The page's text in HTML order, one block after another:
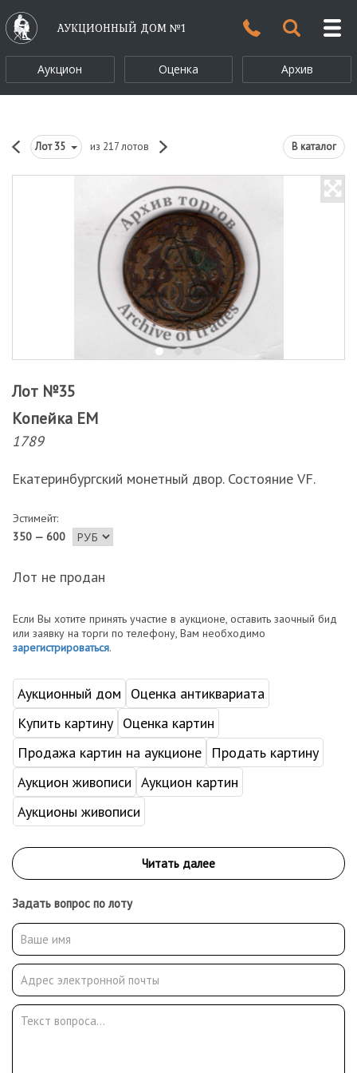
АУКЦИОННЫЙ ДОМ №1
Аукцион Оценка Архив
Лот35 из 217 лотов В каталог
Лот №35
Копейка ЕМ
1789
Екатеринбургский монетный двор. Состояние VF.
Эстимейт:
350 — 600
Лот не продан
Если Вы хотите принять участие в аукционе, оставить заочный бид
или заявку на торги по телефону, Вам необходимо
зарегистрироваться.
Аукционный дом
Оценка антиквариата
Купить картину Оценка картин
Продажа картин на аукционе
Продать картину
Аукцион живописи Аукцион картин
Аукционы живописи
Задать вопрос по лоту